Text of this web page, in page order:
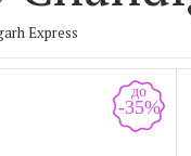
Express
до
-35%